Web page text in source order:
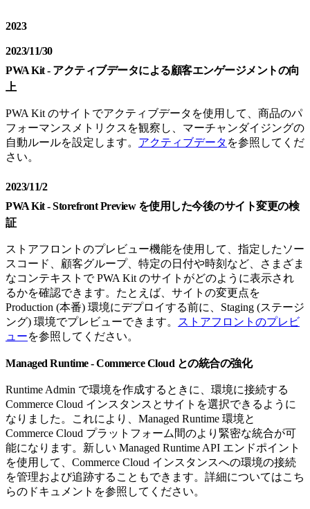
2023
2023/11/30
PWA Kit - アクティブデータによる顧客エンゲージメントの向
上
PWA Kit のサイトでアクティブデータを使用して、商品のパ
フォーマンスメトリクスを観察し、マーチャンダイジングの
自動ルールを設定します。 アクティブデータ を参照してくだ
さい。
2023/11/2
PWA Kit - Storefront Preview を使用した今後のサイト変更の検
証
ストアフロントのプレビュー機能を使用して、指定したソー
スコード、顧客グループ、特定の日付や時刻など、さまざま
なコンテキストで PWA Kit のサイトがどのように表示され
るかを確認できます。たとえば、サイトの変更点を
Production (本番) 環境にデプロイする前に、Staging (ステージ
ング) 環境でプレビューできます。
ストアフロントのプレビ
ューを参照してください。
Managed Runtime - Commerce Cloud との統合の強化
Runtime Admin で環境を作成するときに、環境に接続する
Commerce Cloud インスタンスとサイトを選択できるように
なりました。これにより、Managed Runtime 環境と
Commerce Cloud プラットフォーム間のより緊密な統合が可
能になります。新しい Managed Runtime API エンドポイント
を使用して、Commerce Cloud インスタンスへの環境の接続
を管理および追跡することもできます。詳細についてはこち
らのドキュメントを参照してください。